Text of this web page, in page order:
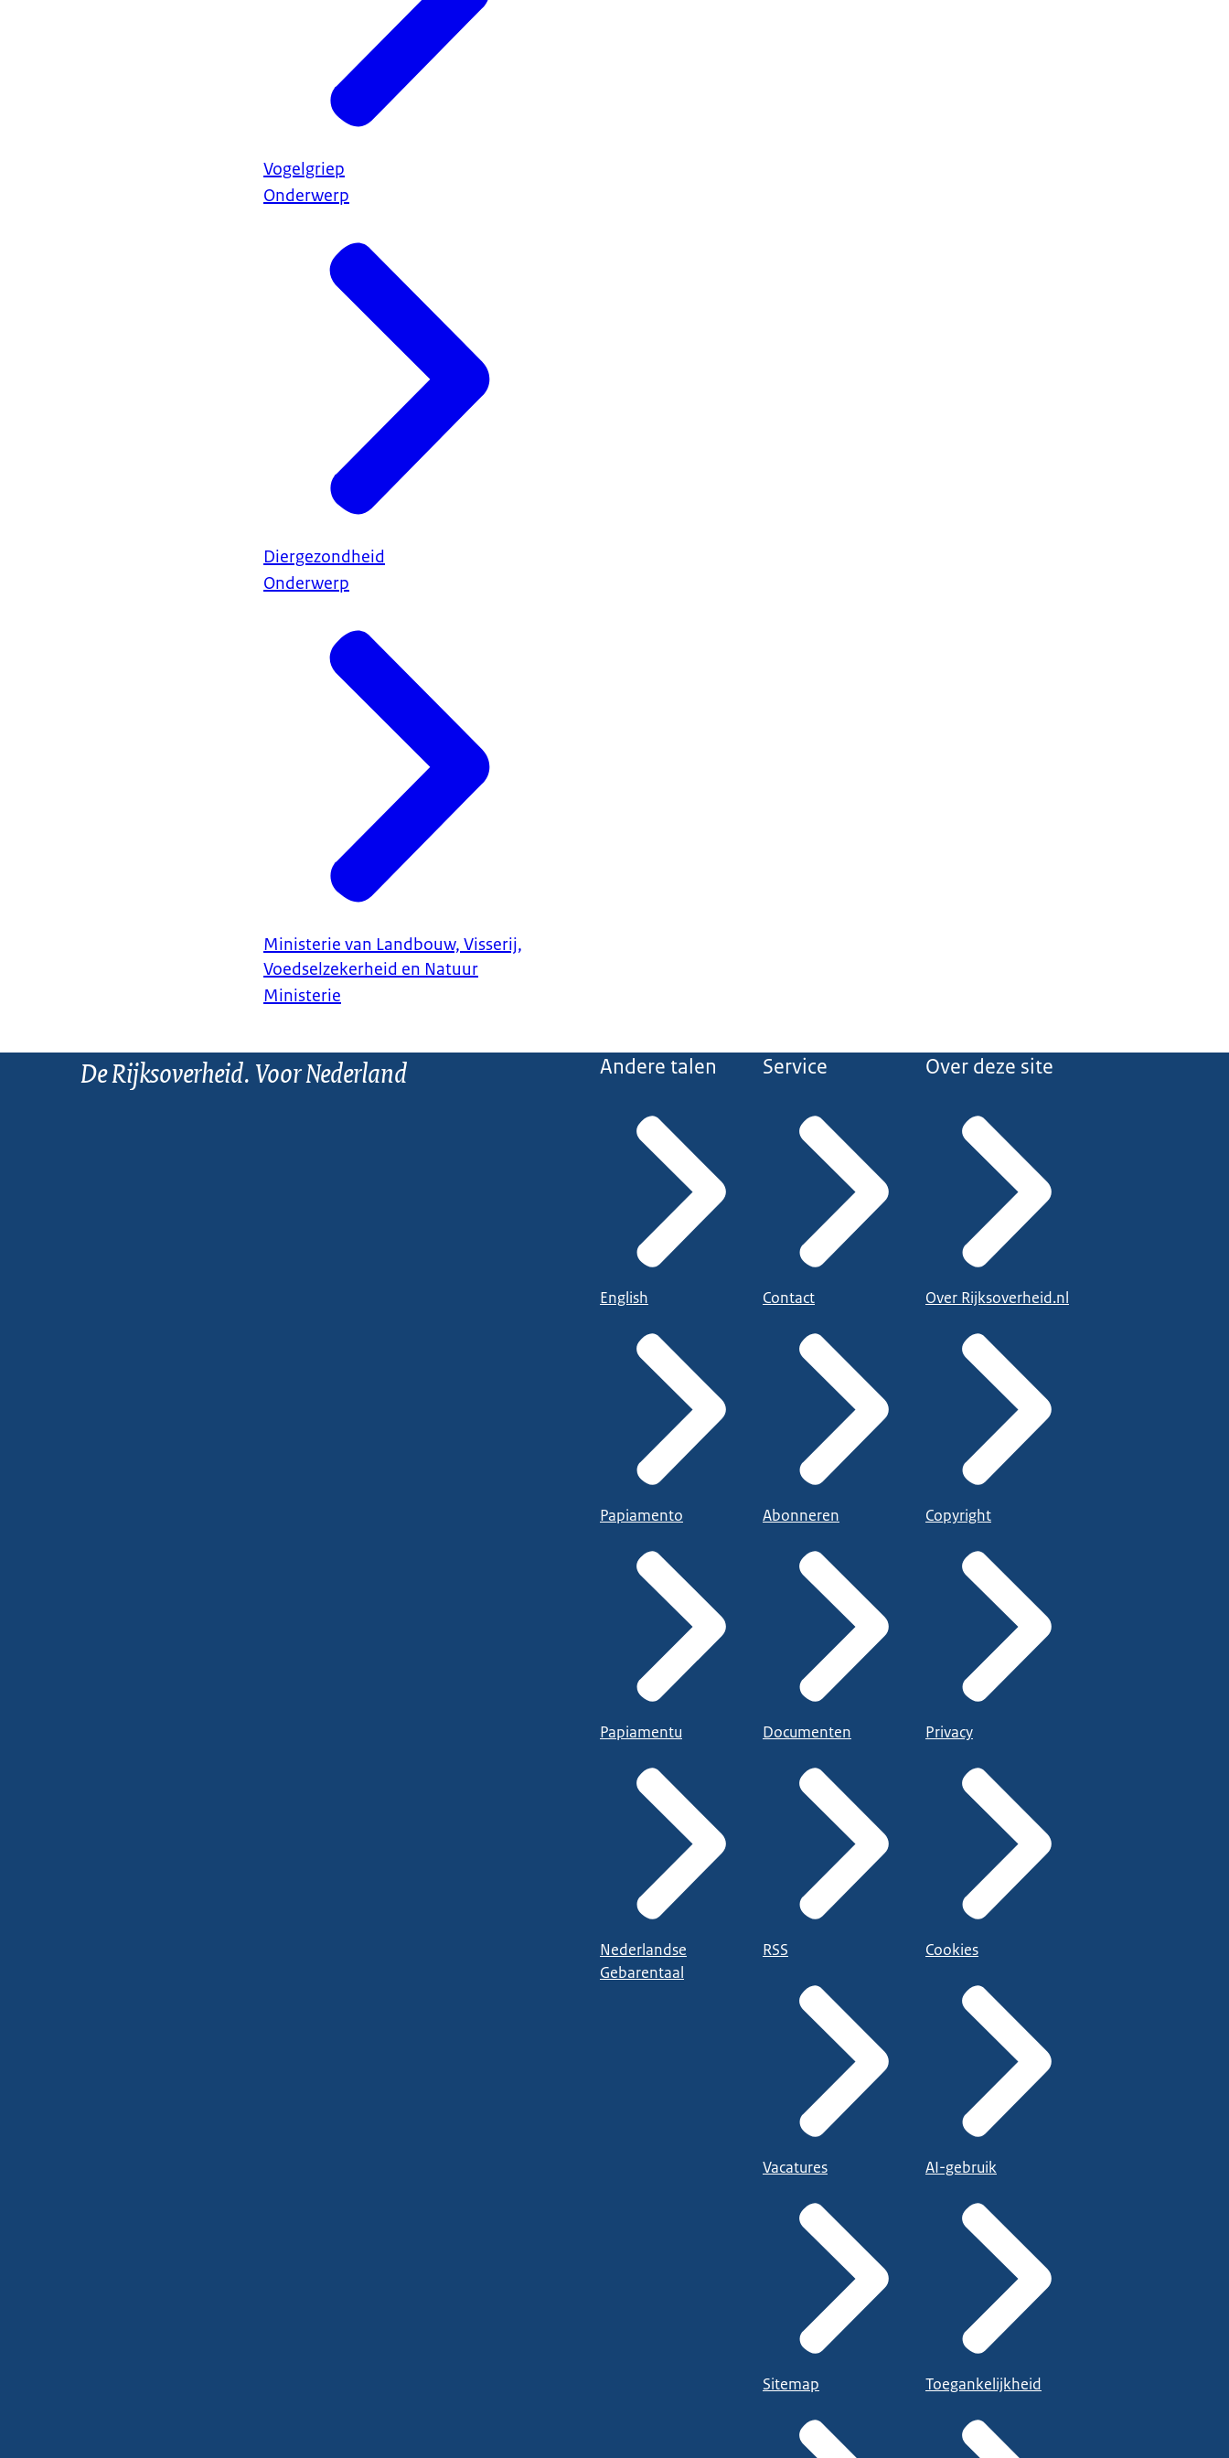
Vogelgriep
Onderwerp
Diergezondheid
Onderwerp
Ministerie van Landbouw, Visserij,
Voedselzekerheid en Natuur
Ministerie
De Rijksoverheid. Voor Nederland Andere talen
English
Papiamento
Papiamentu
Nederlandse
Gebarentaal
Service
Contact
Abonneren
Documenten
RSS
Vacatures
Sitemap
Over deze site
Over Rijksoverheid.nl
Copyright
Privacy
Cookies
AI-gebruik
Toegankelijkheid